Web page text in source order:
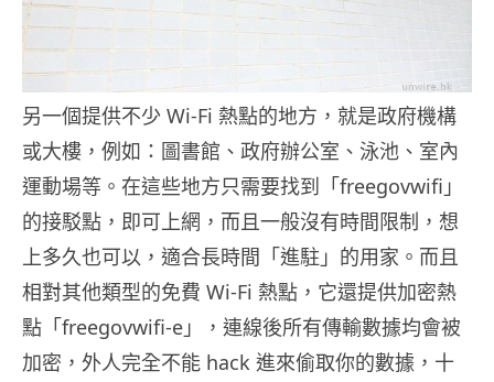
另一個提供不少 Wi-Fi 熱點的地方，就是政府機構
或大樓，例如：圖書館、政府辦公室、泳池、室內
運動場等。在這些地方只需要找到「freegovwifi」
的接駁點，即可上網，而且一般沒有時間限制，想
上多久也可以，適合長時間「進駐」的用家。而且
相對其他類型的免費 Wi-Fi 熱點，它還提供加密熱
點「freegovwifi-e」，連線後所有傳輸數據均會被
加密，外人完全不能 hack 進來偷取你的數據，十